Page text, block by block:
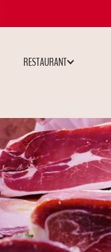
RESTAURANT